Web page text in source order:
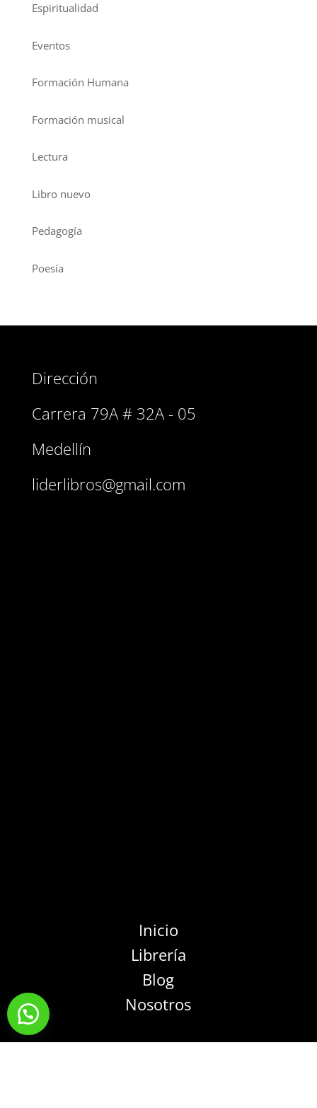
Espiritualidad
Eventos
Formación Humana
Formación musical
Lectura
Libro nuevo
Pedagogía
Poesía
Dirección
Carrera 79A # 32A - 05
Medellín
liderlibros@gmail.com
Inicio
Librería
Blog
Nosotros